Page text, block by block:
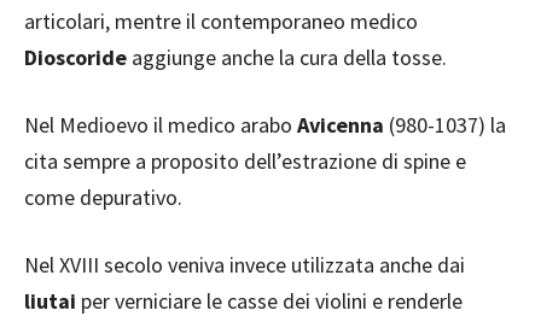
articolari, mentre il contemporaneo medico
Dioscoride aggiunge anche la cura della tosse.
Nel Medioevo il medico arabo Avicenna (980-1037) la
cita sempre a proposito dell’estrazione di spine e
come depurativo.
Nel XVIII secolo veniva invece utilizzata anche dai
liutai per verniciare le casse dei violini e renderle